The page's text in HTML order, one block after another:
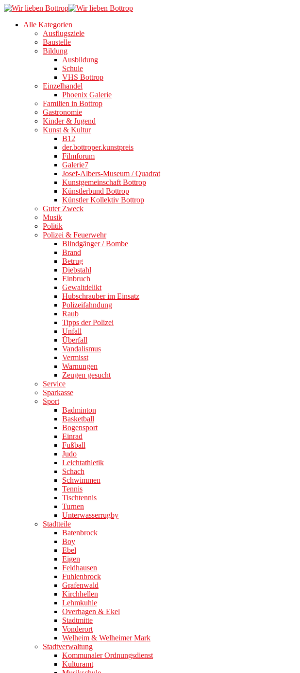
Alle Kategorien
Ausflugsziele
Baustelle
Bildung
Ausbildung
Schule
VHS Bottrop
Einzelhandel
Phoenix Galerie
Familien in Bottrop
Gastronomie
Kinder & Jugend
Kunst & Kultur
B12
der.bottroper.kunstpreis
Filmforum
Galerie7
Josef-Albers-Museum / Quadrat
Kunstgemeinschaft Bottrop
Künstlerbund Bottrop
Künstler Kollektiv Bottrop
Guter Zweck
Musik
Politik
Polizei & Feuerwehr
Blindgänger / Bombe
Brand
Betrug
Diebstahl
Einbruch
Gewaltdelikt
Hubschrauber im Einsatz
Polizeifahndung
Raub
Tipps der Polizei
Unfall
Überfall
Vandalismus
Vermisst
Warnungen
Zeugen gesucht
Service
Sparkasse
Sport
Badminton
Basketball
Bogensport
Einrad
Fußball
Judo
Leichtathletik
Schach
Schwimmen
Tennis
Tischtennis
Turnen
Unterwasserrugby
Stadtteile
Batenbrock
Boy
Ebel
Eigen
Feldhausen
Fuhlenbrock
Grafenwald
Kirchhellen
Lehmkuhle
Overhagen & Ekel
Stadtmitte
Vonderort
Welheim & Welheimer Mark
Stadtverwaltung
Kommunaler Ordnungsdienst
Kulturamt